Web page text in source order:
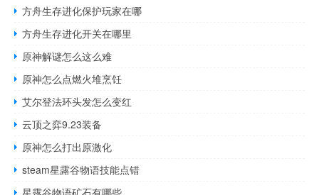
方舟生存进化保护玩家在哪
方舟生存进化开关在哪里
原神解谜怎么这么难
原神怎么点燃火堆烹饪
艾尔登法环头发怎么变红
云顶之弈9.23装备
原神怎么打出原激化
steam星露谷物语技能点错
星露谷物语矿石有哪些